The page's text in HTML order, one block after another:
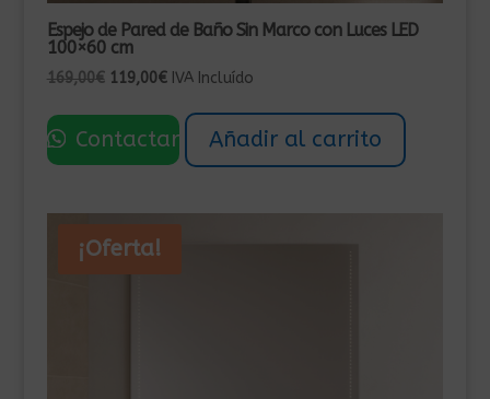
Espejo de Pared de Baño Sin Marco con Luces LED
100×60 cm
169,00€ El
original
era:
119,00€El
actual
es:
IVA Incluído
Contactar Añadir al carrito
¡Oferta!